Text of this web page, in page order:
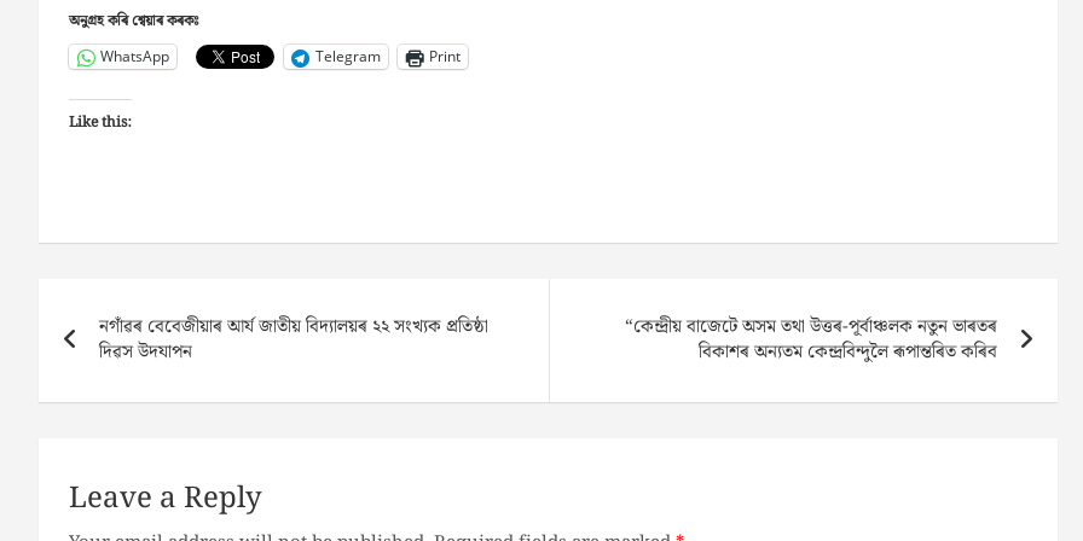
অনুগ্ৰহ কৰি শ্বেয়াৰ কৰকঃ
WhatsApp Telegram Print
Like this:
navigation
নগাঁৱৰ বেবেজীয়াৰ আৰ্য জাতীয় বিদ্যালয়ৰ ২২ সংখ্যক প্ৰতিষ্ঠা
দিৱস উদযাপন
“কেন্দ্রীয় বাজেটে অসম তথা উত্তৰ-পূৰ্বাঞ্চলক নতুন ভাৰতৰ
বিকাশৰ অন্যতম কেন্দ্ৰবিন্দুলৈ ৰূপান্তৰিত কৰিব
Leave a Reply